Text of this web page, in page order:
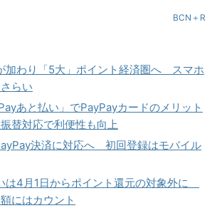
BCN＋R
加わり「5大」ポイント経済圏へ スマホ
らい
あと払い」でPayPayカードのメリット
替対応で利便性も向上
決済に対応へ 初回登録はモバイル
は4月1日からポイント還元の対象外に
にはカウント